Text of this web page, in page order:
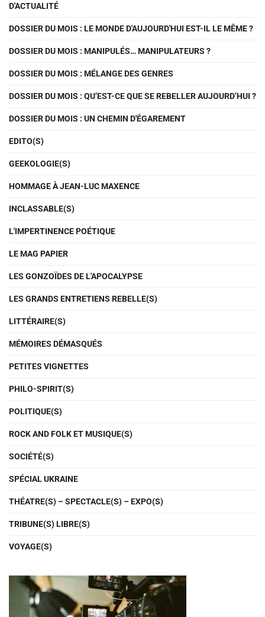
D'ACTUALITÉ
DOSSIER DU MOIS : LE MONDE D'AUJOURD'HUI EST-IL LE MÊME ?
DOSSIER DU MOIS : MANIPULÉS… MANIPULATEURS ?
DOSSIER DU MOIS : MÉLANGE DES GENRES
DOSSIER DU MOIS : QU’EST-CE QUE SE REBELLER AUJOURD’HUI ?
DOSSIER DU MOIS : UN CHEMIN D'ÉGAREMENT
EDITO(S)
GEEKOLOGIE(S)
HOMMAGE À JEAN-LUC MAXENCE
INCLASSABLE(S)
L'IMPERTINENCE POÉTIQUE
LE MAG PAPIER
LES GONZOÏDES DE L'APOCALYPSE
LES GRANDS ENTRETIENS REBELLE(S)
LITTÉRAIRE(S)
MÉMOIRES DÉMASQUÉS
PETITES VIGNETTES
PHILO-SPIRIT(S)
POLITIQUE(S)
ROCK AND FOLK ET MUSIQUE(S)
SOCIÉTÉ(S)
SPÉCIAL UKRAINE
THÉATRE(S) – SPECTACLE(S) – EXPO(S)
TRIBUNE(S) LIBRE(S)
VOYAGE(S)